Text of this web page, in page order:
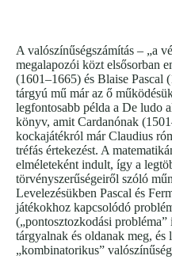
A valószínűségszámítás – „a
megalapozói közt elsősorban
(1601–1665) és Blaise Pascal
tárgyú mű már az ő
legfontosabb példa a De ludo
könyv, amit Cardanónak
kockajátékról már Claudius
tréfás értekezést. A
elméleteként indult, így a
törvényszerűségeiről szóló
Levelezésükben Pascal és
játékokhoz kapcsolódó
(„pontosztozkodási
tárgyalnak és oldanak meg,
„kombinatorikus”